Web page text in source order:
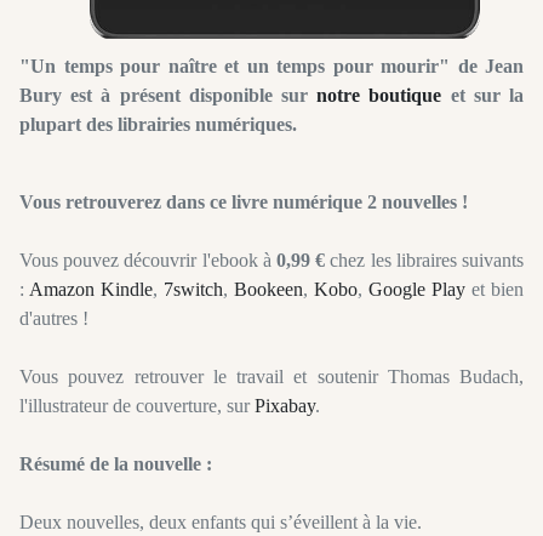
"Un temps pour naître et un temps pour mourir" de Jean
Bury est à présent disponible surnotre boutique et sur la
plupart des librairies numériques.
Vous retrouverez dans ce livre numérique 2 nouvelles !
Vous pouvez découvrir l'ebook à 0,99 € chez les libraires suivants
: Amazon Kindle, 7switch, Bookeen, Kobo, Google Play et bien
d'autres !
Vous pouvez retrouver le travail et soutenir Thomas Budach,
l'illustrateur de couverture, surPixabay.
Résumé de la nouvelle :
Deux nouvelles, deux enfants qui s’éveillent à la vie.